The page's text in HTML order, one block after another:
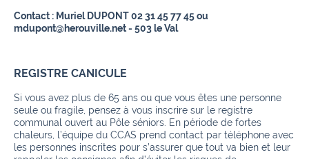
Contact : Muriel DUPONT 02 31 45 77 45 ou
mdupont@herouville.net - 503 le Val
REGISTRE CANICULE
Si vous avez plus de 65 ans ou que vous êtes une personne
seule ou fragile, pensez à vous inscrire sur le registre
communal ouvert au Pôle séniors. En période de fortes
chaleurs, l’équipe du CCAS prend contact par téléphone avec
les personnes inscrites pour s’assurer que tout va bien et leur